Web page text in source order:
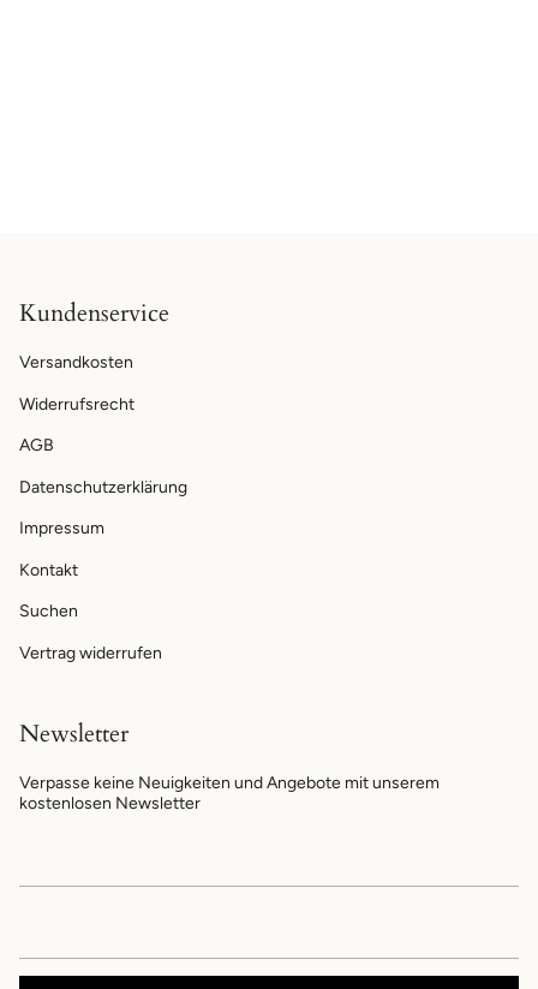
Kundenservice
Versandkosten
Widerrufsrecht
AGB
Datenschutzerklärung
Impressum
Kontakt
Suchen
Vertrag widerrufen
Newsletter
Verpasse keine Neuigkeiten und Angebote mit unserem
kostenlosen Newsletter